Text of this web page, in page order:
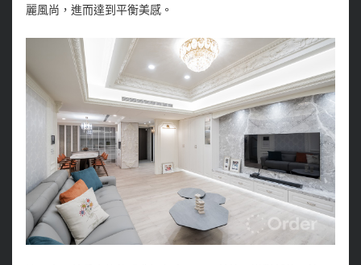
麗風尚，進而達到平衡美感。